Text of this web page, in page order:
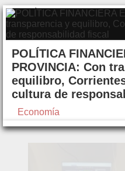
POLÍTICA
PROVINCIA: Con
equilibro,
cultura de
Economía